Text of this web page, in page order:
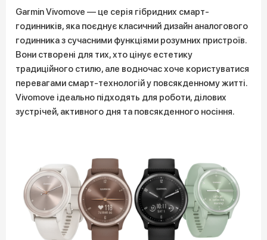
Garmin Vivomove — це серія гібридних смарт-
годинників, яка поєднує класичний дизайн аналогового
годинника з сучасними функціями розумних пристроїв.
Вони створені для тих, хто цінує естетику
традиційного стилю, але водночас хоче користуватися
перевагами смарт-технологій у повсякденному житті.
Vivomove ідеально підходять для роботи, ділових
зустрічей, активного дня та повсякденного носіння.